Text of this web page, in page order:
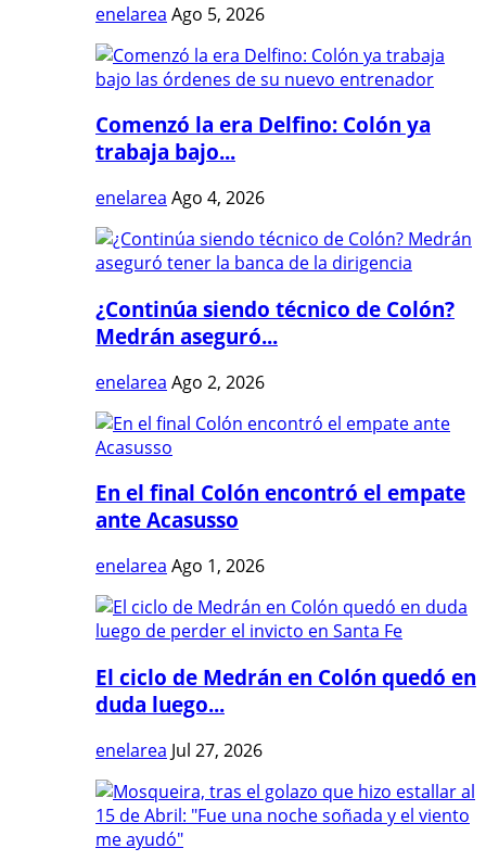
enelarea Ago 5, 2026
Comenzó la era Delfino: Colón ya
trabaja bajo...
enelarea Ago 4, 2026
¿Continúa siendo técnico de Colón?
Medrán aseguró...
enelarea Ago 2, 2026
En el final Colón encontró el empate
ante Acasusso
enelarea Ago 1, 2026
El ciclo de Medrán en Colón quedó en
duda luego...
enelarea Jul 27, 2026